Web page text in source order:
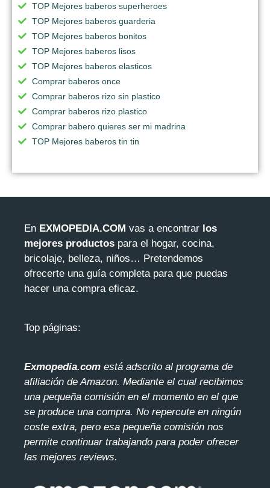
TOP Mejores baberos superheroes
TOP Mejores baberos guarderia
TOP Mejores baberos bonitos
TOP Mejores baberos lisos
TOP Mejores baberos elasticos
Comprar baberos once
Comprar baberos rizo sin plastico
Comprar baberos rizo plastico
Comprar babero quieres ser mi madrina
TOP Mejores baberos tin tin
En EXMOPEDIA.COM vas a encontrar los
mejores productos para el hogar, cocina,
bricolaje, belleza, niños… Pretendemos
ofrecerte una guía completa para que puedas
hacer una compra eficaz.
Top páginas:
Exmopedia.com está adscrito al programa de
afiliación de Amazon. Mediante el cual recibimos
una pequeña comisión en el momento en el que
se produce una compra. No repercute en ningún
coste extra, pero esa pequeña comisión nos
permite continuar trabajando para poder ofrecer
las mejores reviews.